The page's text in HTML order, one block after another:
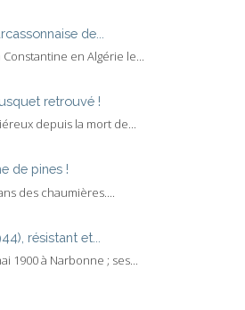
de...
en Algérie le...
retrouvé !
depuis la mort de...
de pines !
des chaumières....
résistant et...
1900 à Narbonne ; ses...